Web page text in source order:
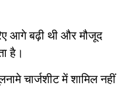
आगे बढ़ी थी और मौजूद
है।
चार्जशीट में शामिल नहीं